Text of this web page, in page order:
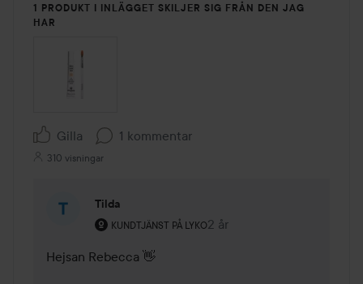
1 PRODUKT I INLÄGGET SKILJER SIG FRÅN DEN JAG
HAR
Gilla 1 kommentar
310 visningar
Tilda
KUNDTJÄNST PÅ LYKO
Användarens roll: Kundtjänst på Lyko.
2 år
Kommentaren lades 2 år
Hejsan Rebecca 👋